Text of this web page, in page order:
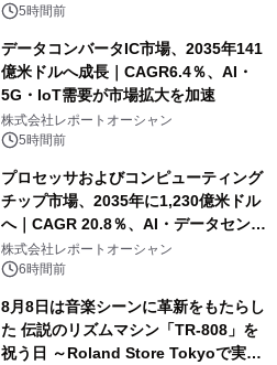
5時間前
データコンバータIC市場、2035年141
億米ドルへ成長｜CAGR6.4％、AI・
5G・IoT需要が市場拡大を加速
株式会社レポートオーシャン
5時間前
プロセッサおよびコンピューティング
チップ市場、2035年に1,230億米ドル
へ｜CAGR 20.8％、AI・データセンタ
ー需要が成長を牽引
株式会社レポートオーシャン
6時間前
8月8日は音楽シーンに革新をもたらし
た 伝説のリズムマシン「TR-808」を
祝う日 ～Roland Store Tokyoで実機